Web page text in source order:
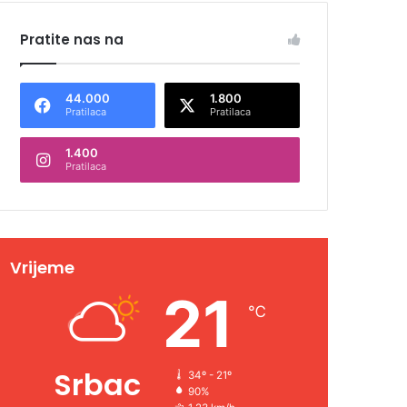
Pratite nas na
44.000
Pratilaca
1.800
Pratilaca
1.400
Pratilaca
Vrijeme
Srbac
21 ℃
34º - 21º
90%